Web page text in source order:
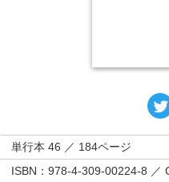
単行本 46 ／ 184ページ
ISBN：978-4-309-00224-8 ／